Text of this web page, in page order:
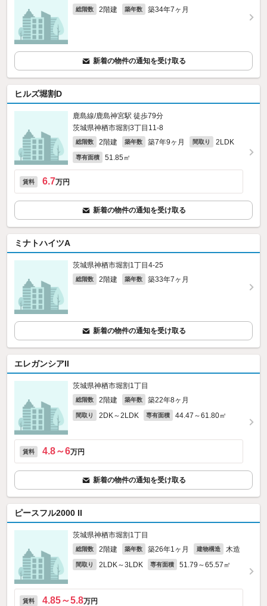
総階数 2階建 築年数 築34年7ヶ月
新着の物件の通知を受け取る
ヒルズ堀割D
鹿島線/鹿島神宮駅 徒歩79分
茨城県神栖市堀割3丁目11-8
総階数 2階建 築年数 築7年9ヶ月 間取り 2LDK
専有面積 51.85㎡
賃料 6.7万円
新着の物件の通知を受け取る
ミナトハイツA
茨城県神栖市堀割1丁目4-25
総階数 2階建 築年数 築33年7ヶ月
新着の物件の通知を受け取る
エレガンシアII
茨城県神栖市堀割1丁目
総階数 2階建 築年数 築22年8ヶ月
間取り 2DK～2LDK 専有面積 44.47～61.80㎡
賃料 4.8～6万円
新着の物件の通知を受け取る
ピースフル2000 II
茨城県神栖市堀割1丁目
総階数 2階建 築年数 築26年1ヶ月 建物構造 木造
間取り 2LDK～3LDK 専有面積 51.79～65.57㎡
賃料 4.85～5.8万円